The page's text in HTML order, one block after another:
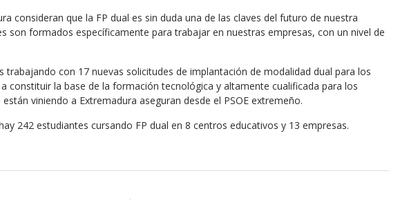
consideran que la FP dual es sin duda una de las claves del futuro de nuestra
son formados específicamente para trabajar en nuestras empresas, con un nivel de
con 17 nuevas solicitudes de implantación de modalidad dual para los
constituir la base de la formación tecnológica y altamente cualificada para los
viniendo a Extremadura aseguran desde el PSOE extremeño.
242 estudiantes cursando FP dual en 8 centros educativos y 13 empresas.